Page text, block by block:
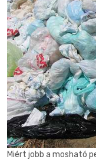
Miért jobb a mosható